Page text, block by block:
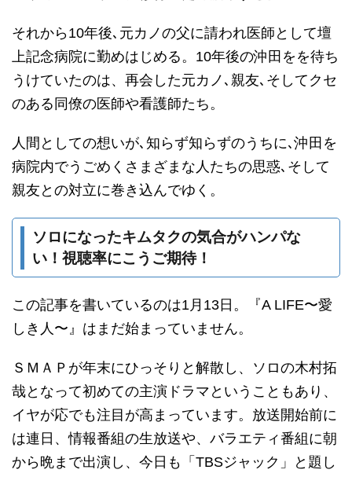
それから10年後､元カノの父に請われ医師として壇
上記念病院に勤めはじめる。10年後の沖田をを待ち
うけていたのは、再会した元カノ､親友､そしてクセ
のある同僚の医師や看護師たち。
人間としての想いが､知らず知らずのうちに､沖田を
病院内でうごめくさまざまな人たちの思惑､そして
親友との対立に巻き込んでゆく。
ソロになったキムタクの気合がハンパな
い！視聴率にこうご期待！
この記事を書いているのは1月13日。『A LIFE〜愛
しき人〜』はまだ始まっていません。
ＳＭＡＰが年末にひっそりと解散し、ソロの木村拓
哉となって初めての主演ドラマということもあり、
イヤが応でも注目が高まっています。放送開始前に
は連日、情報番組の生放送や、バラエティ番組に朝
から晩まで出演し、今日も「TBSジャック」と題し